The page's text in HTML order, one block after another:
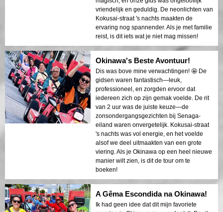
vriendelijk en geduldig. De neonlichten van
Kokusai-straat 's nachts maakten de
ervaring nog spannender. Als je met familie
reist, is dit iets wat je niet mag missen!
Okinawa's Beste Avontuur!
Dis was bove mine verwachtingen! 🤩 De
gidsen waren fantastisch—leuk,
professioneel, en zorgden ervoor dat
iedereen zich op zijn gemak voelde. De rit
van 2 uur was de juiste keuze—de
zonsondergangsgezichten bij Senaga-
eiland waren onvergetelijk. Kokusai-straat
's nachts was vol energie, en het voelde
alsof we deel uitmaakten van een grote
viering. Als je Okinawa op een heel nieuwe
manier wilt zien, is dit de tour om te
boeken!
A Gêma Escondida na Okinawa!
Ik had geen idee dat dit mijn favoriete